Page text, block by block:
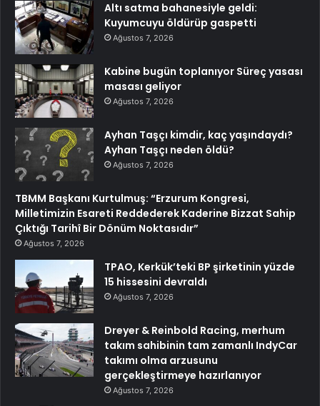
Altı satma bahanesiyle geldi:
Kuyumcuyu öldürüp gaspetti
Ağustos 7, 2026
Kabine bugün toplanıyor Süreç yasası
masası geliyor
Ağustos 7, 2026
Ayhan Taşçı kimdir, kaç yaşındaydı?
Ayhan Taşçı neden öldü?
Ağustos 7, 2026
TBMM Başkanı Kurtulmuş: “Erzurum Kongresi,
Milletimizin Esareti Reddederek Kaderine Bizzat Sahip
Çıktığı Tarihî Bir Dönüm Noktasıdır”
Ağustos 7, 2026
TPAO, Kerkük’teki BP şirketinin yüzde
15 hissesini devraldı
Ağustos 7, 2026
Dreyer & Reinbold Racing, merhum
takım sahibinin tam zamanlı IndyCar
takımı olma arzusunu
gerçekleştirmeye hazırlanıyor
Ağustos 7, 2026